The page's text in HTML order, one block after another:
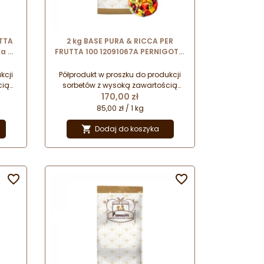
do
2 kg BASE PURA & RICCA PER
FRUTTA 100 12091067A PERNIGOTTI
mrożonych owoców
Półprodukt w proszku do produkcji
sorbetów z wysoką zawartością
owoców. Baza nie zawiera w
składzie substancji emulgujących,
Przeznaczona do stosowania w
procesie na zimno oraz na ciepło.
Cena
170,00 zł
85,00 zł / 1 kg
 Dodaj do koszyka
 